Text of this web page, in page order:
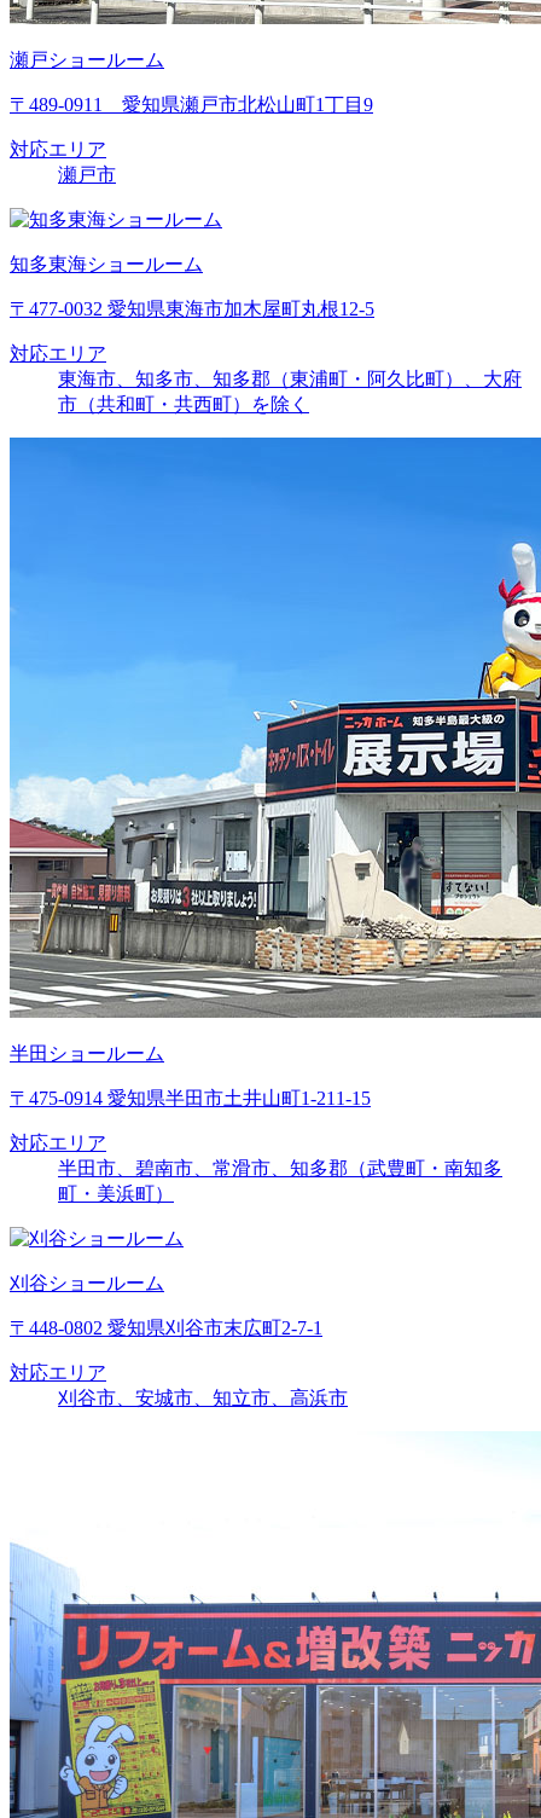
瀬戸ショールーム
〒489-0911 愛知県瀬戸市北松山町1丁目9
対応エリア
瀬戸市
知多東海ショールーム
〒477-0032 愛知県東海市加木屋町丸根12-5
対応エリア
東海市、知多市、知多郡（東浦町・阿久比町）、大府
市（共和町・共西町）を除く
半田ショールーム
〒475-0914 愛知県半田市土井山町1-211-15
対応エリア
半田市、碧南市、常滑市、知多郡（武豊町・南知多
町・美浜町）
刈谷ショールーム
〒448-0802 愛知県刈谷市末広町2-7-1
対応エリア
刈谷市、安城市、知立市、高浜市